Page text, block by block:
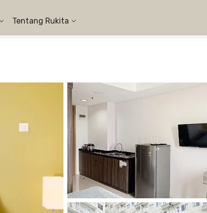
Tentang Rukita